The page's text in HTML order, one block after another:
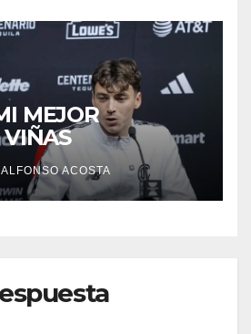
MEJOR
VIÑAS
ALFONSO ACOSTA